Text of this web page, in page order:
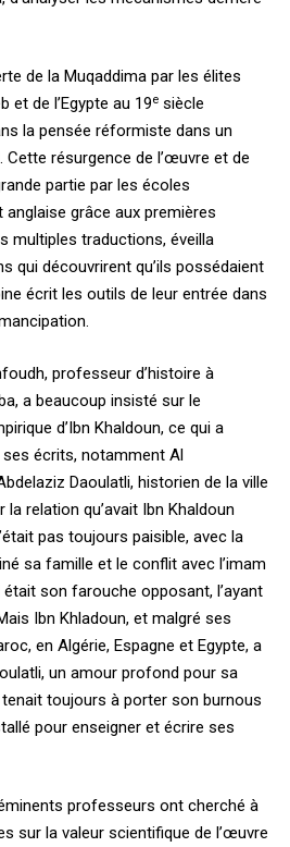
de la Muqaddima par les élites
et de l’Egypte au 19e siècle
la pensée réformiste dans un
résurgence de l’œuvre et de
partie par les écoles
grâce aux premières
multiples traductions, éveilla
qui découvrirent qu’ils possédaient
écrit les outils de leur entrée dans
professeur d’histoire à
a beaucoup insisté sur le
d’Ibn Khaldoun, ce qui a
écrits, notamment Al
Daoulatli, historien de la ville
relation qu’avait Ibn Khaldoun
pas toujours paisible, avec la
sa famille et le conflit avec l’imam
son farouche opposant, l’ayant
Ibn Khladoun, et malgré ses
en Algérie, Espagne et Egypte, a
un amour profond pour sa
tenait toujours à porter son burnous
pour enseigner et écrire ses
professeurs ont cherché à
sur la valeur scientifique de l’œuvre